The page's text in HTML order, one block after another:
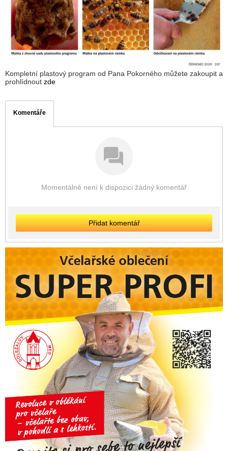
Kompletní plastový program od Pana Pokorného můžete zakoupit a
prohlídnout zde
Komentáře
Momentálně není k dispozici žádný komentář
Přidat komentář